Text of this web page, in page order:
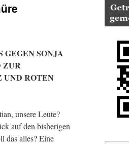
GEGEN SONJA
ZUR
UND ROTEN
unsere Leute?
auf den bisherigen
das alles? Eine